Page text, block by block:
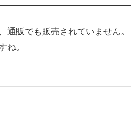
通販でも販売されていません。
ね。